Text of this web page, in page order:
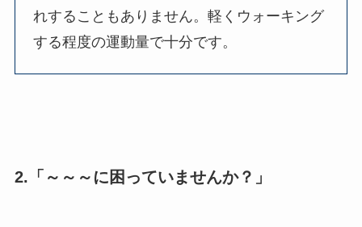
れすることもありません。軽くウォーキング
する程度の運動量で十分です。
2.「～～～に困っていませんか？」